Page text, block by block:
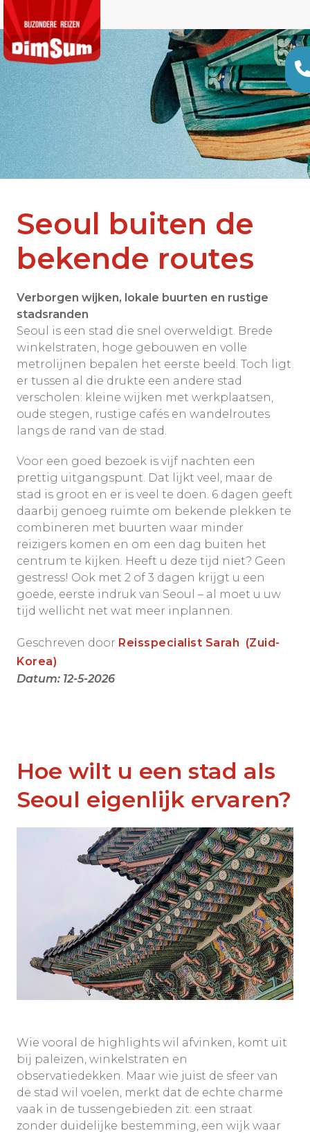
Seoul buiten de
bekende routes
Verborgen wijken, lokale buurten en rustige
stadsranden
Seoul is een stad die snel overweldigt. Brede
winkelstraten, hoge gebouwen en volle
metrolijnen bepalen het eerste beeld. Toch ligt
er tussen al die drukte een andere stad
verscholen: kleine wijken met werkplaatsen,
oude stegen, rustige cafés en wandelroutes
langs de rand van de stad.
Voor een goed bezoek is vijf nachten een
prettig uitgangspunt. Dat lijkt veel, maar de
stad is groot en er is veel te doen. 6 dagen geeft
daarbij genoeg ruimte om bekende plekken te
combineren met buurten waar minder
reizigers komen en om een dag buiten het
centrum te kijken. Heeft u deze tijd niet? Geen
gestress! Ook met 2 of 3 dagen krijgt u een
goede, eerste indruk van Seoul – al moet u uw
tijd wellicht net wat meer inplannen.
Geschreven door Reisspecialist Sarah (Zuid-
Korea)
Datum: 12-5-2026
Hoe wilt u een stad als
Seoul eigenlijk ervaren?
Wie vooral de highlights wil afvinken, komt uit
bij paleizen, winkelstraten en
observatiedekken. Maar wie juist de sfeer van
de stad wil voelen, merkt dat de echte charme
vaak in de tussengebieden zit: een straat
zonder duidelijke bestemming, een wijk waar